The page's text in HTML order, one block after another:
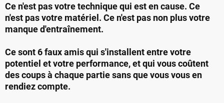
Ce n'est pas votre technique qui est en cause. Ce
n'est pas votre matériel. Ce n'est pas non plus votre
manque d'entraînement.
Ce sont 6 faux amis qui s'installent entre votre
potentiel et votre performance, et qui vous coûtent
des coups à chaque partie sans que vous vous en
rendiez compte.